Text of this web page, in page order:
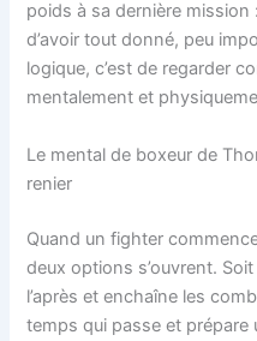
poids à sa dernière
d’avoir tout donné, peu
logique, c’est de regarder
mentalement et
Le mental de boxeur de
renier
Quand un fighter
deux options s’ouvrent.
l’après et enchaîne les
temps qui passe et